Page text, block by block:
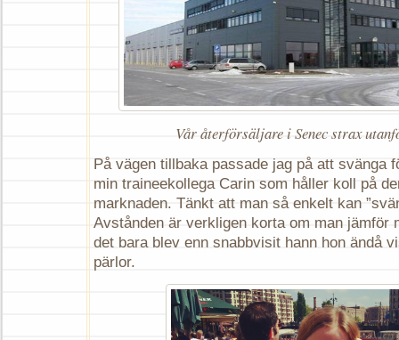
Vår återförsäljare i Senec strax
På vägen tillbaka passade jag på att svänga
min traineekollega Carin som håller koll på
marknaden. Tänkt att man så enkelt kan
Avstånden är verkligen korta om man jämför
det bara blev enn snabbvisit hann hon ändå
pärlor.